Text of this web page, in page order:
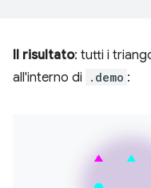
Il risultato: tutti i
all'interno di
.demo :